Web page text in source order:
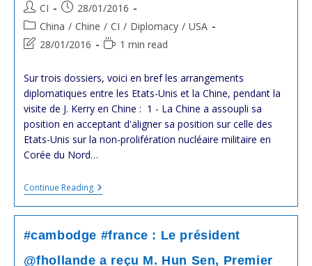
Certains
Ambassadeurs
Est
L’ARGENT
Post
author:
CI
Post
published:
28/01/2016
Post
category:
China / Chine / CI / Diplomacy / USA
Post
modified:
28/01/2016
Reading1 min read
Sur trois dossiers, voici en bref les arrangements
diplomatiques entre les Etats-Unis et la Chine, pendant la
visite de J. Kerry en Chine : 1 - La Chine a assoupli sa
position en acceptant d'aligner sa position sur celle des
Etats-Unis sur la non-prolifération nucléaire militaire en
Corée du Nord…
Continue Reading#diplomatie
#chine
#usa
J.
Kerry
En
#cambodge #france : Le président
@fhollande a reçu M. Hun Sen, Premier